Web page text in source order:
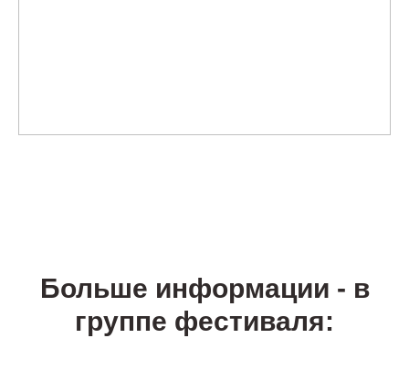
Больше информации - в
группе фестиваля: